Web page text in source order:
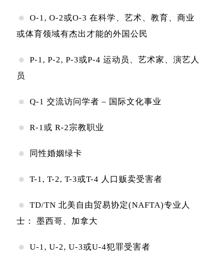
O-1, O-2或O-3 在科学、艺术、教育、商业
或体育领域有杰出才能的外国公民
P-1, P-2, P-3或P-4 运动员、艺术家、演艺人
员
Q-1 交流访问学者 – 国际文化事业
R-1或 R-2宗教职业
同性婚姻绿卡
T-1, T-2, T-3或T-4 人口贩卖受害者
TD/TN 北美自由贸易协定(NAFTA)专业人
士： 墨西哥、加拿大
U-1, U-2, U-3或U-4犯罪受害者